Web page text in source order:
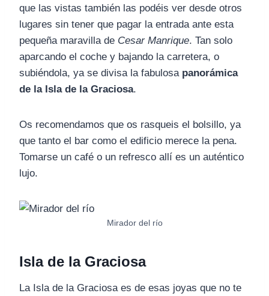
que las vistas también las podéis ver desde otros
lugares sin tener que pagar la entrada ante esta
pequeña maravilla de Cesar Manrique. Tan solo
aparcando el coche y bajando la carretera, o
subiéndola, ya se divisa la fabulosa panorámica
de la Isla de la Graciosa.
Os recomendamos que os rasqueis el bolsillo, ya
que tanto el bar como el edificio merece la pena.
Tomarse un café o un refresco allí es un auténtico
lujo.
Mirador del río
Isla de la Graciosa
La Isla de la Graciosa es de esas joyas que no te